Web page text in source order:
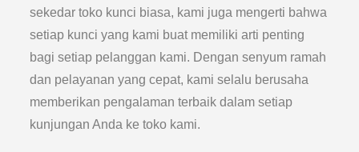
sekedar toko kunci biasa, kami juga mengerti bahwa
setiap kunci yang kami buat memiliki arti penting
bagi setiap pelanggan kami. Dengan senyum ramah
dan pelayanan yang cepat, kami selalu berusaha
memberikan pengalaman terbaik dalam setiap
kunjungan Anda ke toko kami.